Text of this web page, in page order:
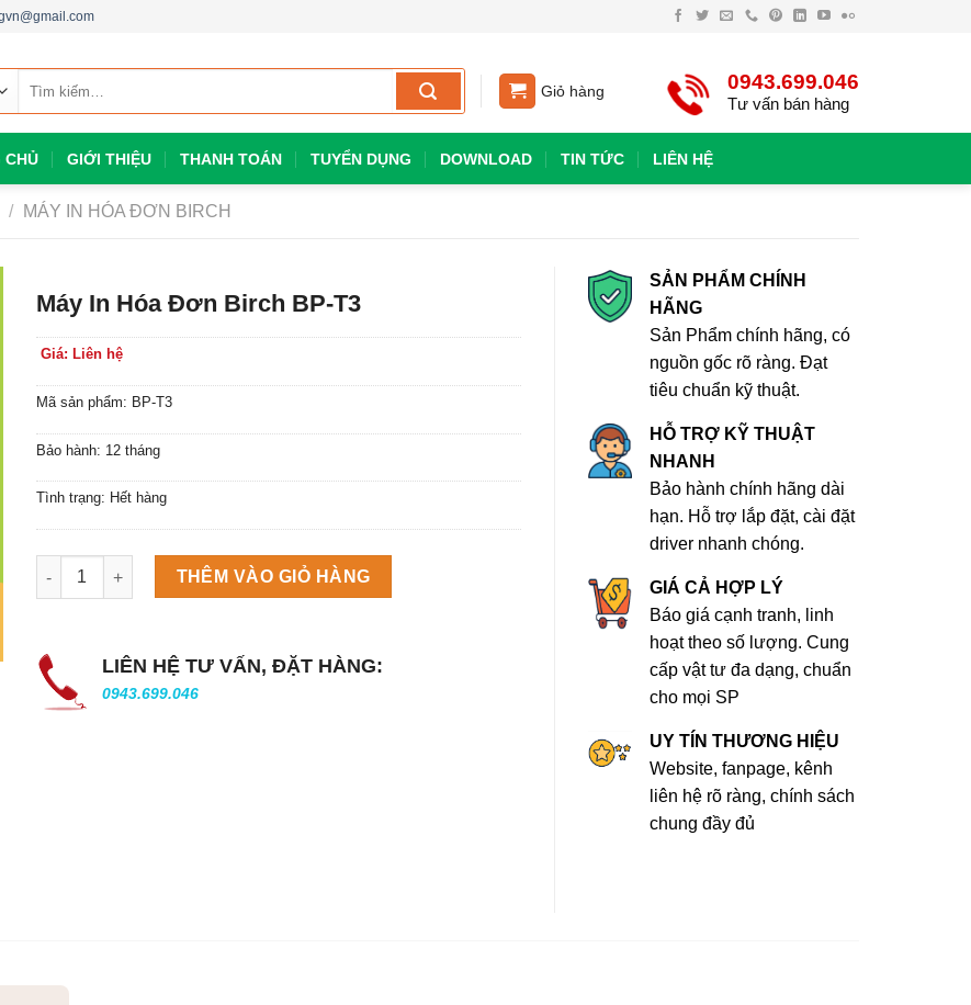
kiếm:
Giỏ hàng 0943.699.046
Tư vấn bán hàng
CHỦ GIỚI THIỆU THANH TOÁN TUYỂN DỤNG DOWNLOAD TIN TỨC LIÊN HỆ
/ MÁY IN HÓA ĐƠN BIRCH
Máy In Hóa Đơn Birch BP-T3
Giá: Liên hệ
Mã sản phẩm: BP-T3
Bảo hành: 12 tháng
Tình trạng: Hết hàng
Máy làm đá viên Scotsman NW458AS số lượng
THÊM VÀO GIỎ HÀNG
LIÊN HỆ TƯ VẤN, ĐẶT HÀNG:
0943.699.046
SẢN PHẨM CHÍNH
HÃNG
Sản Phẩm chính hãng, có
nguồn gốc rõ ràng. Đạt
tiêu chuẩn kỹ thuật.
HỖ TRỢ KỸ THUẬT
NHANH
Bảo hành chính hãng dài
hạn. Hỗ trợ lắp đặt, cài đặt
driver nhanh chóng.
GIÁ CẢ HỢP LÝ
Báo giá cạnh tranh, linh
hoạt theo số lượng. Cung
cấp vật tư đa dạng, chuẩn
cho mọi SP
UY TÍN THƯƠNG HIỆU
Website, fanpage, kênh
liên hệ rõ ràng, chính sách
chung đầy đủ